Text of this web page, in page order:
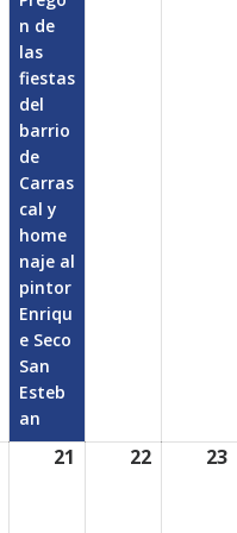
n de
las
fiestas
del
barrio
de
Carras
cal y
home
naje al
pintor
Enriqu
e Seco
San
Esteb
an
agosto
21 agosto22 agosto23